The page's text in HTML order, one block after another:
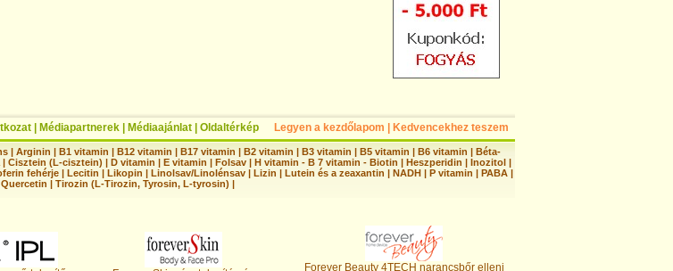
Médiapartnerek Médiaajánlat Oldaltérkép Legyen a kezdőlapom Kedvencekhez teszem
| Arginin | B1 vitamin | B12 vitamin | B17 vitamin | B2 vitamin | B3 vitamin | B5 vitamin | B6 vitamin | Béta-
| Cisztein (L-cisztein) | D vitamin | E vitamin | Folsav | H vitamin - B 7 vitamin - Biotin | Heszperidin | Inozitol |
fehérje | Lecitin | Likopin | Linolsav/Linolénsav | Lizin | Lutein és a zeaxantin | NADH | P vitamin | PABA |
Quercetin | Tirozin (L-Tirozin, Tyrosin, L-tyrosin) |
Forever Beauty 4TECH narancsbőr elleni